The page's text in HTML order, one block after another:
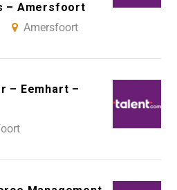
– Amersfoort
Amersfoort
– Eemhart –